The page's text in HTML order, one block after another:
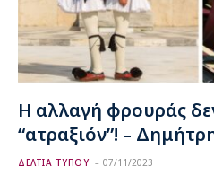
Η αλλαγή φρουράς
“ατραξιόν”! –
ΔΕΛΤΙΑ ΤΥΠΟΥ 07/11/2023